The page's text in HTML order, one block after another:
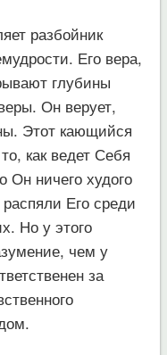
разбойник
Его вера,
глубины
Он верует,
Этот кающийся
как ведет Себя
Он ничего худого
Его среди
Но у этого
чем у
за